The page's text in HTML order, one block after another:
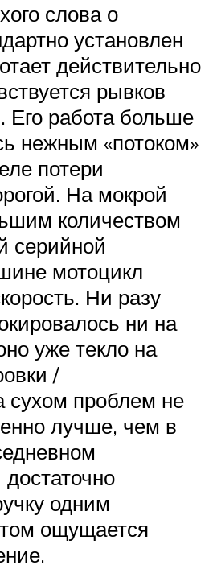
слова о
установлен
действительно
рывков
Его работа больше
нежным «потоком»
потери
На мокрой
количеством
серийной
мотоцикл
Ни разу
ни на
уже текло на
/
сухом проблем не
лучше, чем в
одним
ощущается